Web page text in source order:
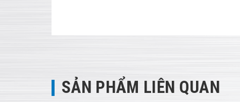
SẢN PHẨM LIÊN QUAN